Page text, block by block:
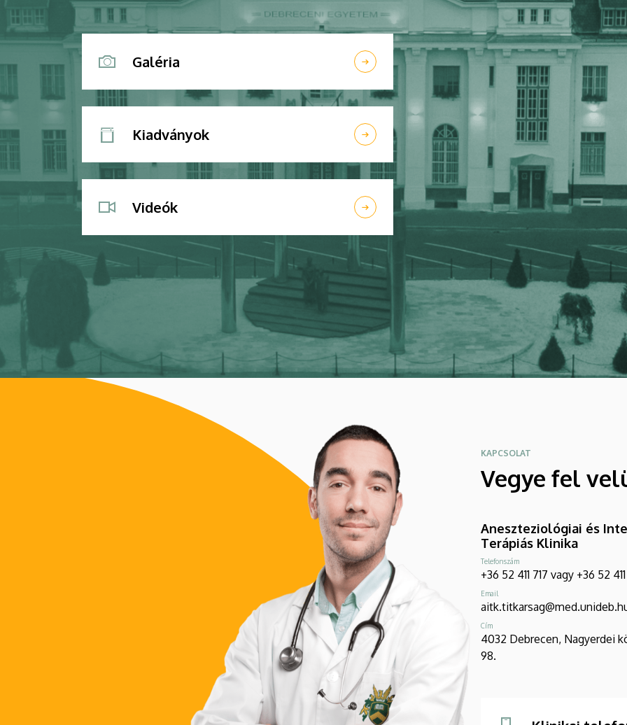
Galéria
Kiadványok
Videók
KAPCSOLAT
Vegye fel
Aneszteziológiai és
Terápiás Klinika
Telefonszám
+36 52 411 717 vagy +36 52
Email
Cím
4032 Debrecen, Nagyerdei
98.